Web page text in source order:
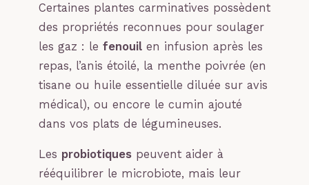
Certaines plantes carminatives possèdent
des propriétés reconnues pour soulager
les gaz : le fenouil en infusion après les
repas, l’anis étoilé, la menthe poivrée (en
tisane ou huile essentielle diluée sur avis
médical), ou encore le cumin ajouté
dans vos plats de légumineuses.
Les probiotiques peuvent aider à
rééquilibrer le microbiote, mais leur